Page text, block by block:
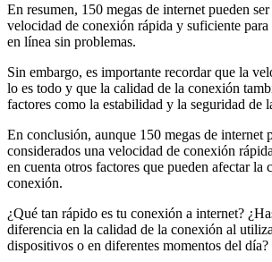
En resumen, 150 megas de internet pueden
velocidad de conexión rápida y suficiente
en línea sin problemas.
Sin embargo, es importante recordar que la
lo es todo y que la calidad de la conexión
factores como la estabilidad y la seguridad de
En conclusión, aunque 150 megas de internet
considerados una velocidad de conexión
en cuenta otros factores que pueden afectar la
conexión.
¿Qué tan rápido es tu conexión a internet?
diferencia en la calidad de la conexión al
dispositivos o en diferentes momentos del día?